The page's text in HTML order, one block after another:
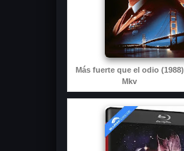
Más fuerte que el odio (1988)
Mkv